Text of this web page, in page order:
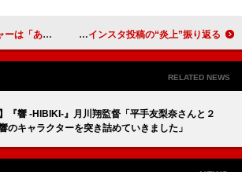
の先輩・松嶋菜々子も太鼓判 剛力彩芽「痛い目を見た中で…」 インスタ投稿の“炎上”振り返る
RELATED NEWS
『響 -HIBIKI-』月川翔監督「平手友梨奈さんと２
のキャラクターを突き詰めていきました」